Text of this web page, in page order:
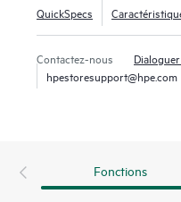
QuickSpecs
Contactez-nous
hpestoresupport@hpe.com
Fonctions